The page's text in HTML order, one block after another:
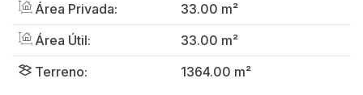
Área Privada:
33.00 m²
Área Útil:
33.00 m²
Terreno:
1364.00 m²